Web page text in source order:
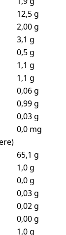
12,5 g
2,00 g
3,1 g
0,5 g
1,1 g
1,1 g
0,06 g
0,99 g
0,03 g
0,0 mg
65,1 g
1,0 g
0,0 g
0,03 g
0,02 g
0,00 g
1,0 g